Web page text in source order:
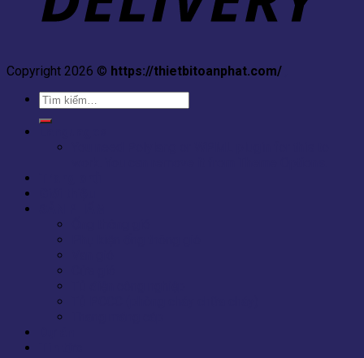
Copyright 2026 © https://thietbitoanphat.com/
Tìm